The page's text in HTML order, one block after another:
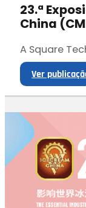
23.ª
China
A Square
Ver